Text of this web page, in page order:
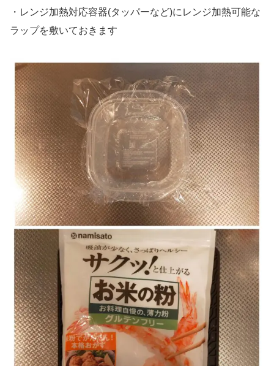
・レンジ加熱対応容器(タッパーなど)にレンジ加熱可能な
ラップを敷いておきます